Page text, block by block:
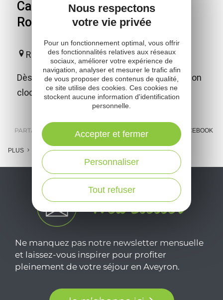
Cathédrale Notre-Dame de
Rodez
Rodez
Dès votre arrivée à Rodez, la cathédrale et son
clocher guideront vos pas...
PARTAGER : E-MAIL MESSENGER FACEBOOK
PLUS
Ne manquez pas notre newsletter mensuelle
et laissez-vous inspirer pour profiter
pleinement de votre séjour en Aveyron.
Nous respectons
votre vie privée
Pour un fonctionnement optimal, vous offrir
des fonctionnalités relatives aux réseaux
sociaux, améliorer votre expérience de
navigation, analyser et mesurer le trafic afin
de vous proposer des contenus de qualité,
ce site utilise des cookies. Ces cookies ne
stockent aucune information d'identification
personnelle.
Tout refuser
Personnaliser
Accepter et fermer